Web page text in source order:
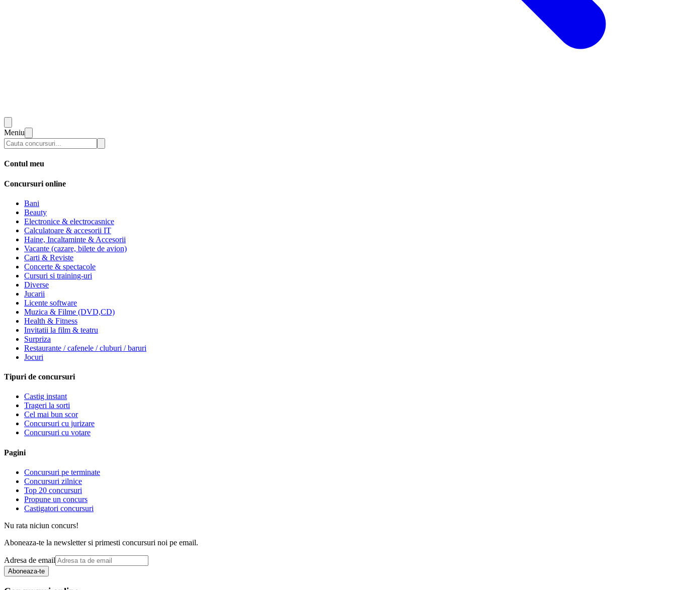
Meniu
Contul meu
Concursuri online
Bani
Beauty
Electronice & electrocasnice
Calculatoare & accesorii IT
Haine, Incaltaminte & Accesorii
Vacante (cazare, bilete de avion)
Carti & Reviste
Concerte & spectacole
Cursuri si training-uri
Diverse
Jucarii
Licente software
Muzica & Filme (DVD,CD)
Health & Fitness
Invitatii la film & teatru
Surpriza
Restaurante / cafenele / cluburi / baruri
Jocuri
Tipuri de concursuri
Castig instant
Trageri la sorti
Cel mai bun scor
Concursuri cu jurizare
Concursuri cu votare
Pagini
Concursuri pe terminate
Concursuri zilnice
Top 20 concursuri
Propune un concurs
Castigatori concursuri
Nu rata niciun concurs!
Aboneaza-te la newsletter si primesti concursuri noi pe email.
Adresa de email
Aboneaza-te